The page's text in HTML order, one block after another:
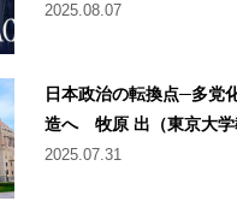
2025.08.07
日本政治の転換点─多党
造へ 牧原 出（東京大学
2025.07.31